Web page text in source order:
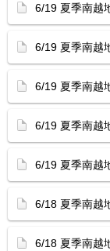
6/19 夏季南
6/19 夏季南
6/19 夏季南
6/19 夏季南
6/19 夏季南
6/18 夏季南
6/18 夏季南